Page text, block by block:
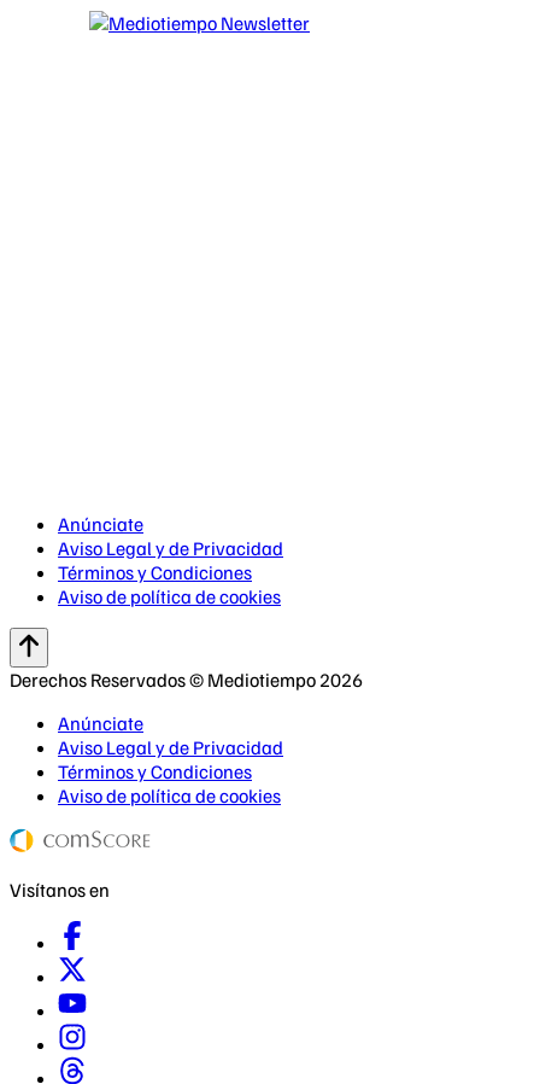
Anúnciate
Aviso Legal y de Privacidad
Términos y Condiciones
Aviso de política de cookies
Derechos Reservados © Mediotiempo 2026
Anúnciate
Aviso Legal y de Privacidad
Términos y Condiciones
Aviso de política de cookies
Visítanos en